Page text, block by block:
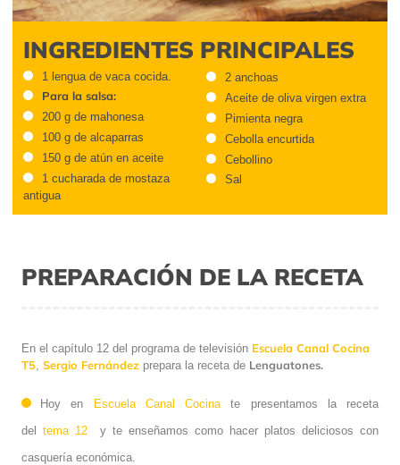
INGREDIENTES PRINCIPALES
1 lengua de vaca cocida.
Para la salsa:
200 g de mahonesa
100 g de alcaparras
150 g de atún en aceite
1 cucharada de mostaza
antigua
2 anchoas
Aceite de oliva virgen extra
Pimienta negra
Cebolla encurtida
Cebollino
Sal
PREPARACIÓN DE LA RECETA
En el capítulo 12 del programa de televisión Escuela Canal Cocina
T5 Sergio Fernández prepara la receta de Lenguatones.
Hoy en Escuela Canal Cocina te presentamos la receta
del tema 12 y te enseñamos como hacer platos deliciosos con
casquería económica.